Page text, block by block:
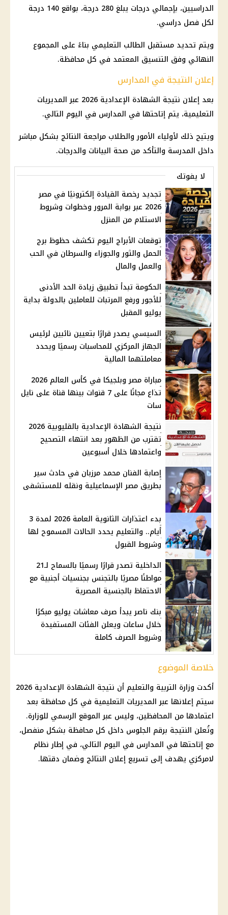
الدراسيين، بإجمالي درجات يبلغ 280 درجة، بواقع 140 درجة
لكل فصل دراسي.
ويتم تحديد مستقبل الطالب التعليمي بناءً على المجموع
النهائي وفق التنسيق المعتمد في كل محافظة.
إعلان النتيجة في المدارس
بعد إعلان نتيجة الشهادة الإعدادية 2026
عبر المديريات
التعليمية، يتم إتاحتها في المدارس في اليوم التالي.
ويتيح ذلك لأولياء الأمور والطلاب مراجعة النتائج بشكل مباشر
داخل المدرسة والتأكد من صحة البيانات والدرجات.
لا يفوتك
تجديد رخصة القيادة إلكترونيًا في مصر
2026 عبر بوابة المرور وخطوات وشروط
الاستلام من المنزل
توقعات الأبراج اليوم تكشف حظوظ برج
الحمل والثور والجوزاء والسرطان في الحب
والعمل والمال
الحكومة تبدأ تطبيق زيادة الحد الأدنى
للأجور ورفع المرتبات للعاملين بالدولة بداية
يوليو المقبل
السيسي يصدر قرارًا بتعيين نائبين لرئيس
الجهاز المركزي للمحاسبات رسميًا ويحدد
معاملتهما المالية
مباراة مصر وبلجيكا في كأس العالم 2026
تذاع مجانًا على 7 قنوات بينها قناة على نايل
سات
نتيجة الشهادة الإعدادية بالقليوبية 2026
تقترب من الظهور بعد انتهاء التصحيح
واعتمادها خلال أسبوعين
إصابة الفنان محمد مرزبان في حادث سير
بطريق مصر الإسماعيلية ونقله للمستشفى
بدء اعتذارات الثانوية العامة 2026 لمدة 3
أيام.. والتعليم يحدد الحالات المسموح لها
وشروط القبول
الداخلية تصدر قرارًا رسميًا بالسماح لـ21
مواطنًا مصريًا بالتجنس بجنسيات أجنبية مع
الاحتفاظ بالجنسية المصرية
بنك ناصر يبدأ صرف معاشات يوليو مبكرًا
خلال ساعات ويعلن الفئات المستفيدة
وشروط الصرف كاملة
خلاصة الموضوع
أكدت وزارة التربية والتعليم أن نتيجة الشهادة الإعدادية 2026
سيتم إعلانها عبر المديريات التعليمية في كل محافظة بعد
اعتمادها من المحافظين، وليس عبر الموقع الرسمي للوزارة.
وتُعلن النتيجة برقم الجلوس داخل كل محافظة بشكل منفصل،
مع إتاحتها في المدارس في اليوم التالي، في إطار نظام
لامركزي يهدف إلى تسريع إعلان النتائج وضمان دقتها.